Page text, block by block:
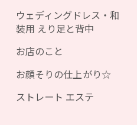
ウェディングドレス・和
装用 えり足と背中
お店のこと
お顔そりの仕上がり☆
ストレート エステ